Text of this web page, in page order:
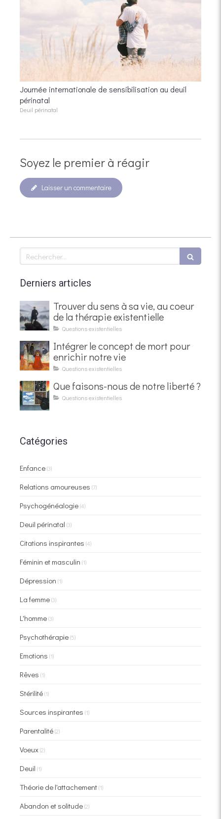
Journée internationale de sensibilisation au deuil
périnatal
Deuil périnatal
Soyez le premier à réagir
Laisser un commentaire
Rechercher
Derniers articles
Trouver du sens à sa vie, au coeur
de la thérapie existentielle
Questions existentielles
Intégrer le concept de mort pour
enrichir notre vie
Questions existentielles
Que faisons-nous de notre liberté ?
Questions existentielles
Catégories
Enfance(3)
Relations amoureuses (7)
Psychogénéalogie(4)
Deuil périnatal (3)
Citations inspirantes (4)
Féminin et masculin (1)
Dépression (1)
La femme(3)
L'homme(3)
Psychothérapie(5)
Emotions (1)
Rêves (1)
Stérilité(1)
Sources inspirantes (1)
Parentalité(2)
Voeux(2)
Deuil (1)
Théorie de l'attachement(1)
Abandon et solitude(2)